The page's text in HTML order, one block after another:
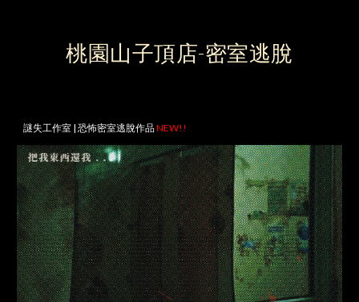
桃園山子頂店-密室逃脫
謎失工作室 |恐怖密室逃脫作品NEW!!